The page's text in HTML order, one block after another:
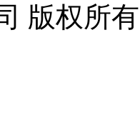
版权所有